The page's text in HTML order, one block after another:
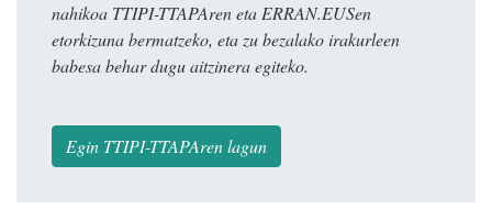
nahikoa TTIPI-TTAPAren eta ERRAN.EUSen
etorkizuna bermatzeko, eta zu bezalako irakurleen
babesa behar dugu aitzinera egiteko.
Egin TTIPI-TTAPAren lagun